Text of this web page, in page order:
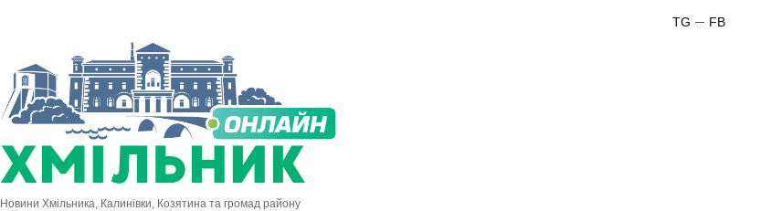
FB
TG
Новини Хмільника, Калинівки, Козятина та громад району